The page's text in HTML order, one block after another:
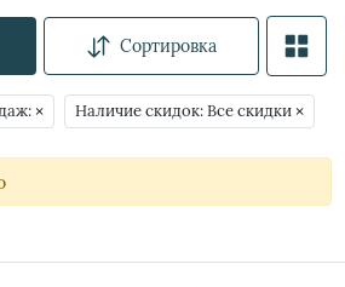
Сортировка
× Наличие скидок: Все скидки ×